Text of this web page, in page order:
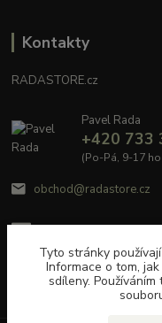
Kontakty
RADASTORE.cz
Pavel Rada
+420 733
(Po-Pá, 9-17
obchod@radastore.cz
Tyto stránky
Informace o tom,
sdíleny.